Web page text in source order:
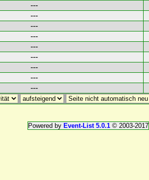
---
---
---
---
---
---
---
---
---
Powered by Event-List 5.0.1© 2003-2017